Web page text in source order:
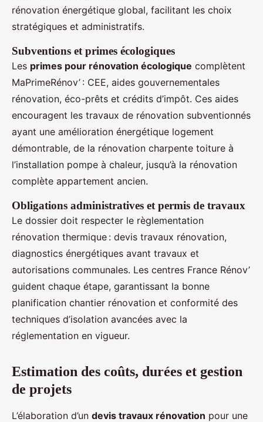
rénovation énergétique global, facilitant les choix
stratégiques et administratifs.
Subventions et primes écologiques
Les primes pour rénovation écologique complètent
MaPrimeRénov’ : CEE, aides gouvernementales
rénovation, éco-prêts et crédits d’impôt. Ces aides
encouragent les travaux de rénovation subventionnés
ayant une amélioration énergétique logement
démontrable, de la rénovation charpente toiture à
l’installation pompe à chaleur, jusqu’à la rénovation
complète appartement ancien.
Obligations administratives et permis de travaux
Le dossier doit respecter le règlementation
rénovation thermique : devis travaux rénovation,
diagnostics énergétiques avant travaux et
autorisations communales. Les centres France Rénov’
guident chaque étape, garantissant la bonne
planification chantier rénovation et conformité des
techniques d’isolation avancées avec la
réglementation en vigueur.
Estimation des coûts, durées et gestion
de projets
L’élaboration d’un devis travaux rénovation pour une